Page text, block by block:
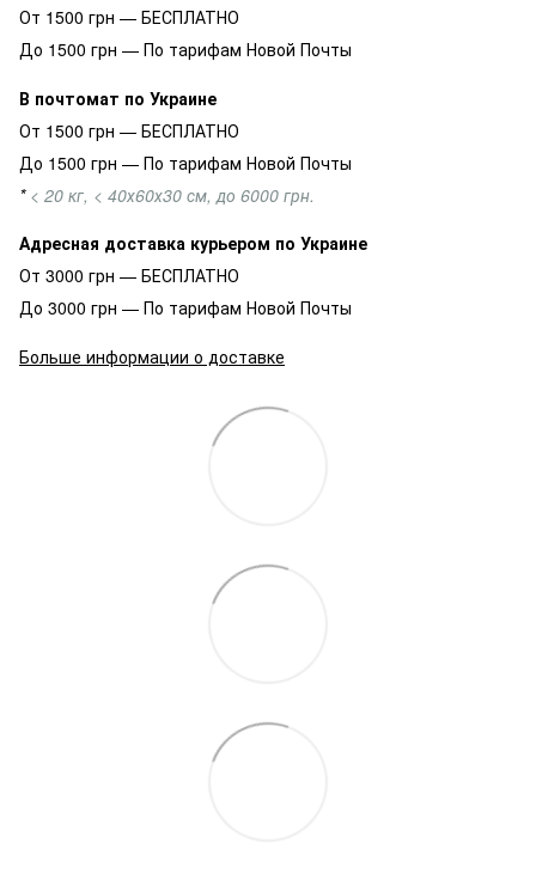
От 1500 грн — БЕСПЛАТНО
До 1500 грн — По тарифам Новой Почты
В почтомат по Украине
От 1500 грн — БЕСПЛАТНО
До 1500 грн — По тарифам Новой Почты
* < 20 кг, < 40х60х30 см, до 6000 грн.
Адресная доставка курьером по Украине
От 3000 грн — БЕСПЛАТНО
До 3000 грн — По тарифам Новой Почты
Больше информации о доставке